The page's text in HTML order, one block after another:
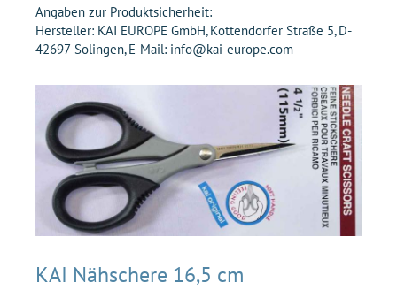
Angaben zur Produktsicherheit:
Hersteller: KAI EUROPE GmbH, Kottendorfer Straße 5, D-
42697 Solingen, E-Mail: info@kai-europe.com
KAI Nähschere 16,5 cm